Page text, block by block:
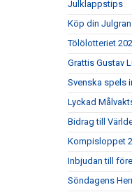
Julklappstips
Köp din
Tölölotteriet
Grattis Gustav
Svenska spels
Lyckad
Bidrag till
Kompisloppet
Inbjudan till
Söndagens